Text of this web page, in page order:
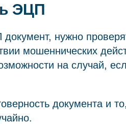
ЭЦП
нужно
мошеннических
на случай,
документа и